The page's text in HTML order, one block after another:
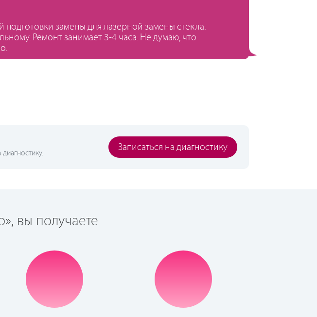
замены для лазерной замены стекла.
Ремонт занимает 3-4 часа. Не думаю, что
Записаться на диагностику
вы получаете